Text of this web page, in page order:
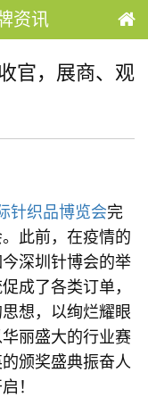
资讯
官，展商、观
针织品博览会完
此前，在疫情的
深圳针博会的举
成了各类订单，
想，以绚烂耀眼
丽盛大的行业赛
颁奖盛典振奋人
！